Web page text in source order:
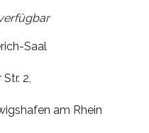
Saal
2,
am Rhein